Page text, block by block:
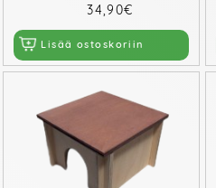
34,90€
Lisää ostoskoriin